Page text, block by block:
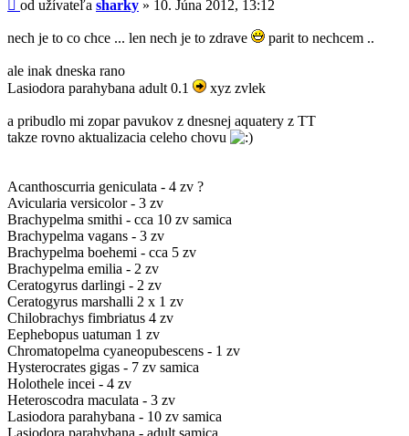
od užívateľa sharky » 10. Júna 2012, 13:12
nech je to co chce ... len nech je to zdrave parit to nechcem ..
ale inak dneska rano
Lasiodora parahybana adult 0.1
xyz zvlek
a pribudlo mi zopar pavukov z dnesnej aquatery z TT
takze rovno aktualizacia celeho chovu
Acanthoscurria geniculata - 4 zv ?
Avicularia versicolor - 3 zv
Brachypelma smithi - cca 10 zv samica
Brachypelma vagans - 3 zv
Brachypelma boehemi - cca 5 zv
Brachypelma emilia - 2 zv
Ceratogyrus darlingi - 2 zv
Ceratogyrus marshalli 2 x 1 zv
Chilobrachys fimbriatus 4 zv
Eephebopus uatuman 1 zv
Chromatopelma cyaneopubescens - 1 zv
Hysterocrates gigas - 7 zv samica
Holothele incei - 4 zv
Heteroscodra maculata - 3 zv
Lasiodora parahybana - 10 zv samica
Lasiodora parahybana - adult samica